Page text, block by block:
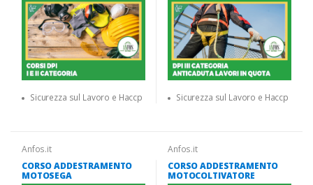
Sicurezza sul Lavoro e Haccp Sicurezza sul Lavoro e Haccp
Anfos.it
CORSO ADDESTRAMENTO
MOTOSEGA
Anfos.it
CORSO ADDESTRAMENTO
MOTOCOLTIVATORE